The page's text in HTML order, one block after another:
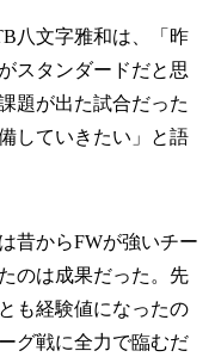
八文字雅和は、「昨
スタンダードだと思
題が出た試合だった
していきたい」と語
昔からFWが強いチー
のは成果だった。先
も経験値になったの
グ戦に全力で臨むだ